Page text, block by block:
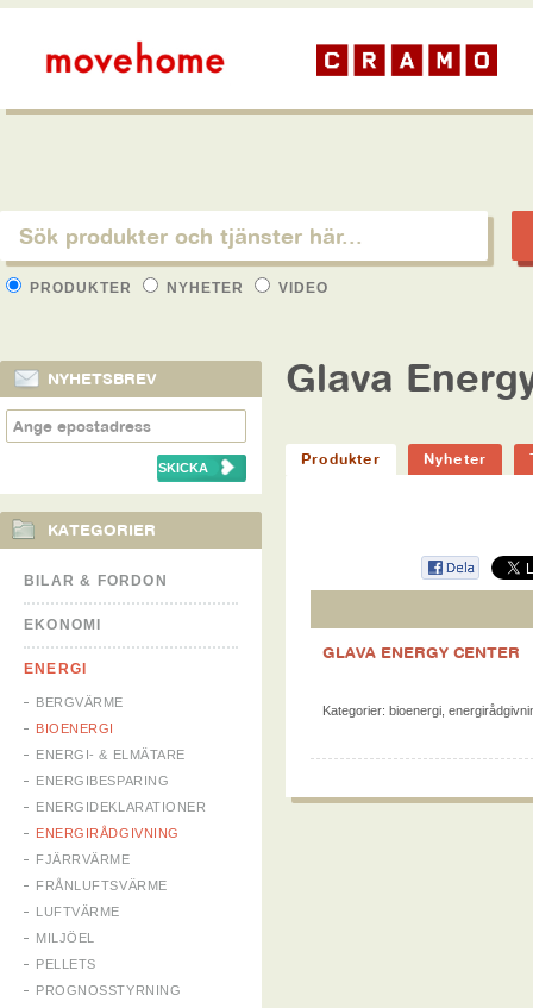
PRODUKTER NYHETER VIDEO
NYHETSBREV
KATEGORIER
BILAR & FORDON
EKONOMI
ENERGI
BERGVÄRME
BIOENERGI
ENERGI- & ELMÄTARE
ENERGIBESPARING
ENERGIDEKLARATIONER
ENERGIRÅDGIVNING
FJÄRRVÄRME
FRÅNLUFTSVÄRME
LUFTVÄRME
MILJÖEL
PELLETS
PROGNOSSTYRNING
Glava
Produkter Nyheter
GLAVA ENERGY CENTER
Kategorier: bioenergi